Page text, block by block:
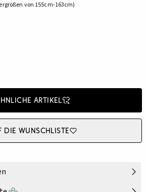
von 155cm-163cm)
Artikel
die Wunschliste